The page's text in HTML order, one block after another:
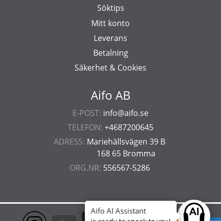
Aifo AB
E-POST: info@aifo.se
TELEFON: +4687200645
ADRESS: Mariehällsvägen 39 B
168 65 Bromma
ORG.NR: 556567-5286
Söktips
Mitt konto
Leverans
Betalning
Säkerhet & Cookies
Ask
Aifo AI Assistant